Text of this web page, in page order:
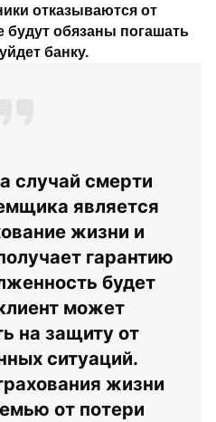
отказываются от
будут обязаны погашать
банку.
случай смерти
является
жизни и
гарантию
будет
может
на защиту от
ситуаций.
жизни
от потери